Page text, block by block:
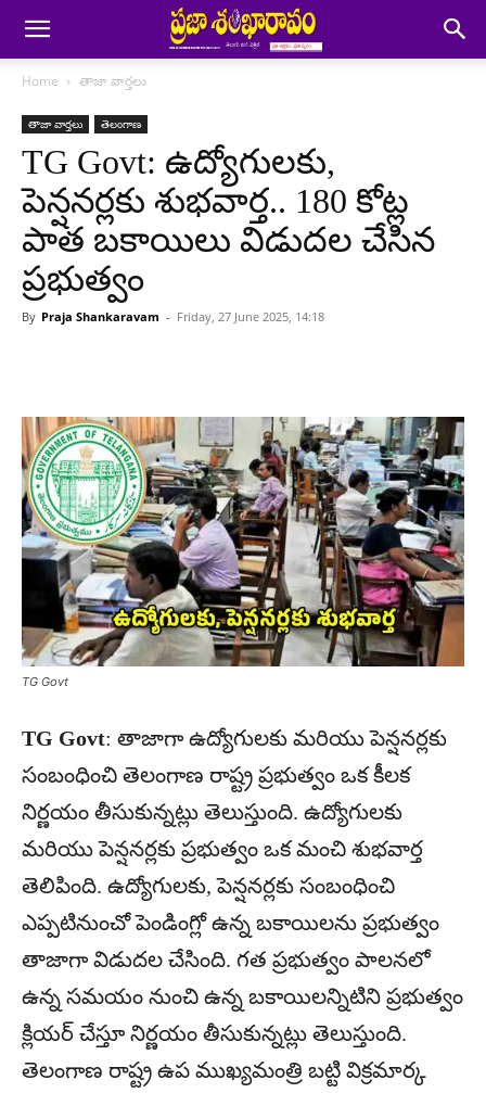
Home తాజా వార్తలు
తాజా వార్తలు తెలంగాణ
TG Govt: ఉద్యోగులకు,
పెన్షనర్లకు శుభవార్త.. 180 కోట్ల
పాత బకాయిలు విడుదల చేసిన
ప్రభుత్వం
By Praja Shankaravam - Friday, 27 June 2025, 14:18
TG Govt
TG Govt: తాజాగా ఉద్యోగులకు మరియు పెన్షనర్లకు
సంబంధించి తెలంగాణ రాష్ట్ర ప్రభుత్వం ఒక కీలక
నిర్ణయం తీసుకున్నట్లు తెలుస్తుంది. ఉద్యోగులకు
మరియు పెన్షనర్లకు ప్రభుత్వం ఒక మంచి శుభవార్త
తెలిపింది. ఉద్యోగులకు, పెన్షనర్లకు సంబంధించి
ఎప్పటినుంచో పెండింగ్లో ఉన్న బకాయిలను ప్రభుత్వం
తాజాగా విడుదల చేసింది. గత ప్రభుత్వం పాలనలో
ఉన్న సమయం నుంచి ఉన్న బకాయిలన్నిటిని ప్రభుత్వం
క్లియర్ చేస్తూ నిర్ణయం తీసుకున్నట్లు తెలుస్తుంది.
తెలంగాణ రాష్ట్ర ఉప ముఖ్యమంత్రి బట్టి విక్రమార్క